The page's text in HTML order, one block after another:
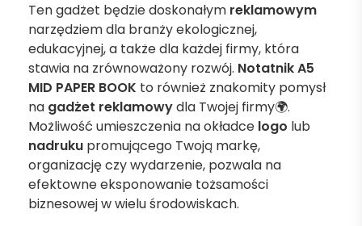
Ten gadżet będzie doskonałym reklamowym
narzędziem dla branży ekologicznej,
edukacyjnej, a także dla każdej firmy, która
stawia na zrównoważony rozwój. Notatnik A5
MID PAPER BOOK to również znakomity pomysł
na gadżet reklamowydla Twojej firmy🌍.
Możliwość umieszczenia na okładce logo lub
nadruku promującego Twoją markę,
organizację czy wydarzenie, pozwala na
efektowne eksponowanie tożsamości
biznesowej w wielu środowiskach.